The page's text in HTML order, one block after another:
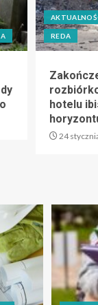
REDA
hotelu
24